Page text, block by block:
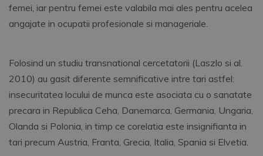
femei, iar pentru femei este valabila mai ales pentru acelea
angajate in ocupatii profesionale si manageriale.
Folosind un studiu transnational cercetatorii (Laszlo si al.
2010) au gasit diferente semnificative intre tari astfel:
insecuritatea locului de munca este asociata cu o sanatate
precara in Republica Ceha, Danemarca, Germania, Ungaria,
Olanda si Polonia, in timp ce corelatia este insignifianta in
tari precum Austria, Franta, Grecia, Italia, Spania si Elvetia.